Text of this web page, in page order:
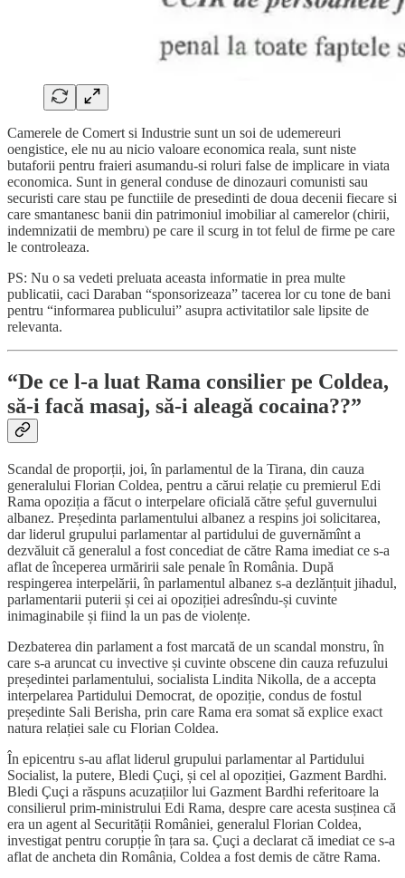
Camerele de Comert si Industrie sunt un soi de udemereuri
oengistice, ele nu au nicio valoare economica reala, sunt niste
butaforii pentru fraieri asumandu-si roluri false de implicare in viata
economica. Sunt in general conduse de dinozauri comunisti sau
securisti care stau pe functiile de presedinti de doua decenii fiecare si
care smantanesc banii din patrimoniul imobiliar al camerelor (chirii,
indemnizatii de membru) pe care il scurg in tot felul de firme pe care
le controleaza.
PS: Nu o sa vedeti preluata aceasta informatie in prea multe
publicatii, caci Daraban “sponsorizeaza” tacerea lor cu tone de bani
pentru “informarea publicului” asupra activitatilor sale lipsite de
relevanta.
“De ce l-a luat Rama consilier pe Coldea,
să-i facă masaj, să-i aleagă cocaina??”
Scandal de proporții, joi, în parlamentul de la Tirana, din cauza
generalului Florian Coldea, pentru a cărui relație cu premierul Edi
Rama opoziția a făcut o interpelare oficială către șeful guvernului
albanez. Președinta parlamentului albanez a respins joi solicitarea,
dar liderul grupului parlamentar al partidului de guvernămînt a
dezvăluit că generalul a fost concediat de către Rama imediat ce s-a
aflat de începerea urmăririi sale penale în România. După
respingerea interpelării, în parlamentul albanez s-a dezlănțuit jihadul,
parlamentarii puterii și cei ai opoziției adresîndu-și cuvinte
inimaginabile și fiind la un pas de violențe.
Dezbaterea din parlament a fost marcată de un scandal monstru, în
care s-a aruncat cu invective și cuvinte obscene din cauza refuzului
președintei parlamentului, socialista Lindita Nikolla, de a accepta
interpelarea Partidului Democrat, de opoziție, condus de fostul
președinte Sali Berisha, prin care Rama era somat să explice exact
natura relației sale cu Florian Coldea.
În epicentru s-au aflat liderul grupului parlamentar al Partidului
Socialist, la putere, Bledi Çuçi, și cel al opoziției, Gazment Bardhi.
Bledi Çuçi a răspuns acuzațiilor lui Gazment Bardhi referitoare la
consilierul prim-ministrului Edi Rama, despre care acesta susținea că
era un agent al Securității României, generalul Florian Coldea,
investigat pentru corupție în țara sa. Çuçi a declarat că imediat ce s-a
aflat de ancheta din România, Coldea a fost demis de către Rama.